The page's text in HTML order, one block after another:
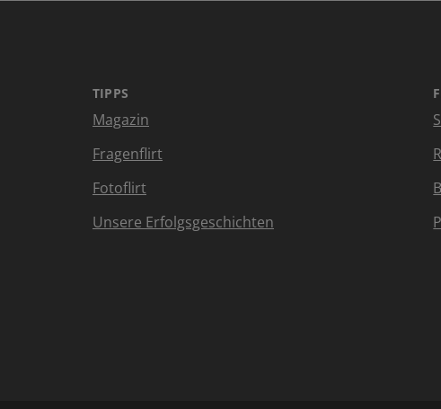
TIPPS
Magazin
Fragenflirt
Fotoflirt
Unsere Erfolgsgeschichten